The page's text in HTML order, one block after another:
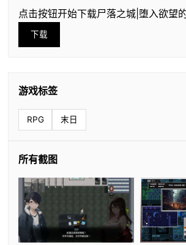
点击按钮开始下载尸落之城|堕入欲望
下载
游戏标签
RPG 末日
所有截图